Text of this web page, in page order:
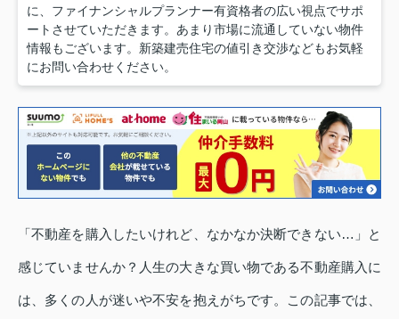
に、ファイナンシャルプランナー有資格者の広い視点でサポ
ートさせていただきます。あまり市場に流通していない物件
情報もございます。新築建売住宅の値引き交渉などもお気軽
にお問い合わせください。
「不動産を購入したいけれど、なかなか決断できない…」と
感じていませんか？人生の大きな買い物である不動産購入に
は、多くの人が迷いや不安を抱えがちです。この記事では、